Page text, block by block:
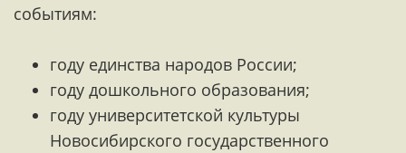
событиям:
году единства народов России;
году дошкольного образования;
году университетской культуры
Новосибирского государственного